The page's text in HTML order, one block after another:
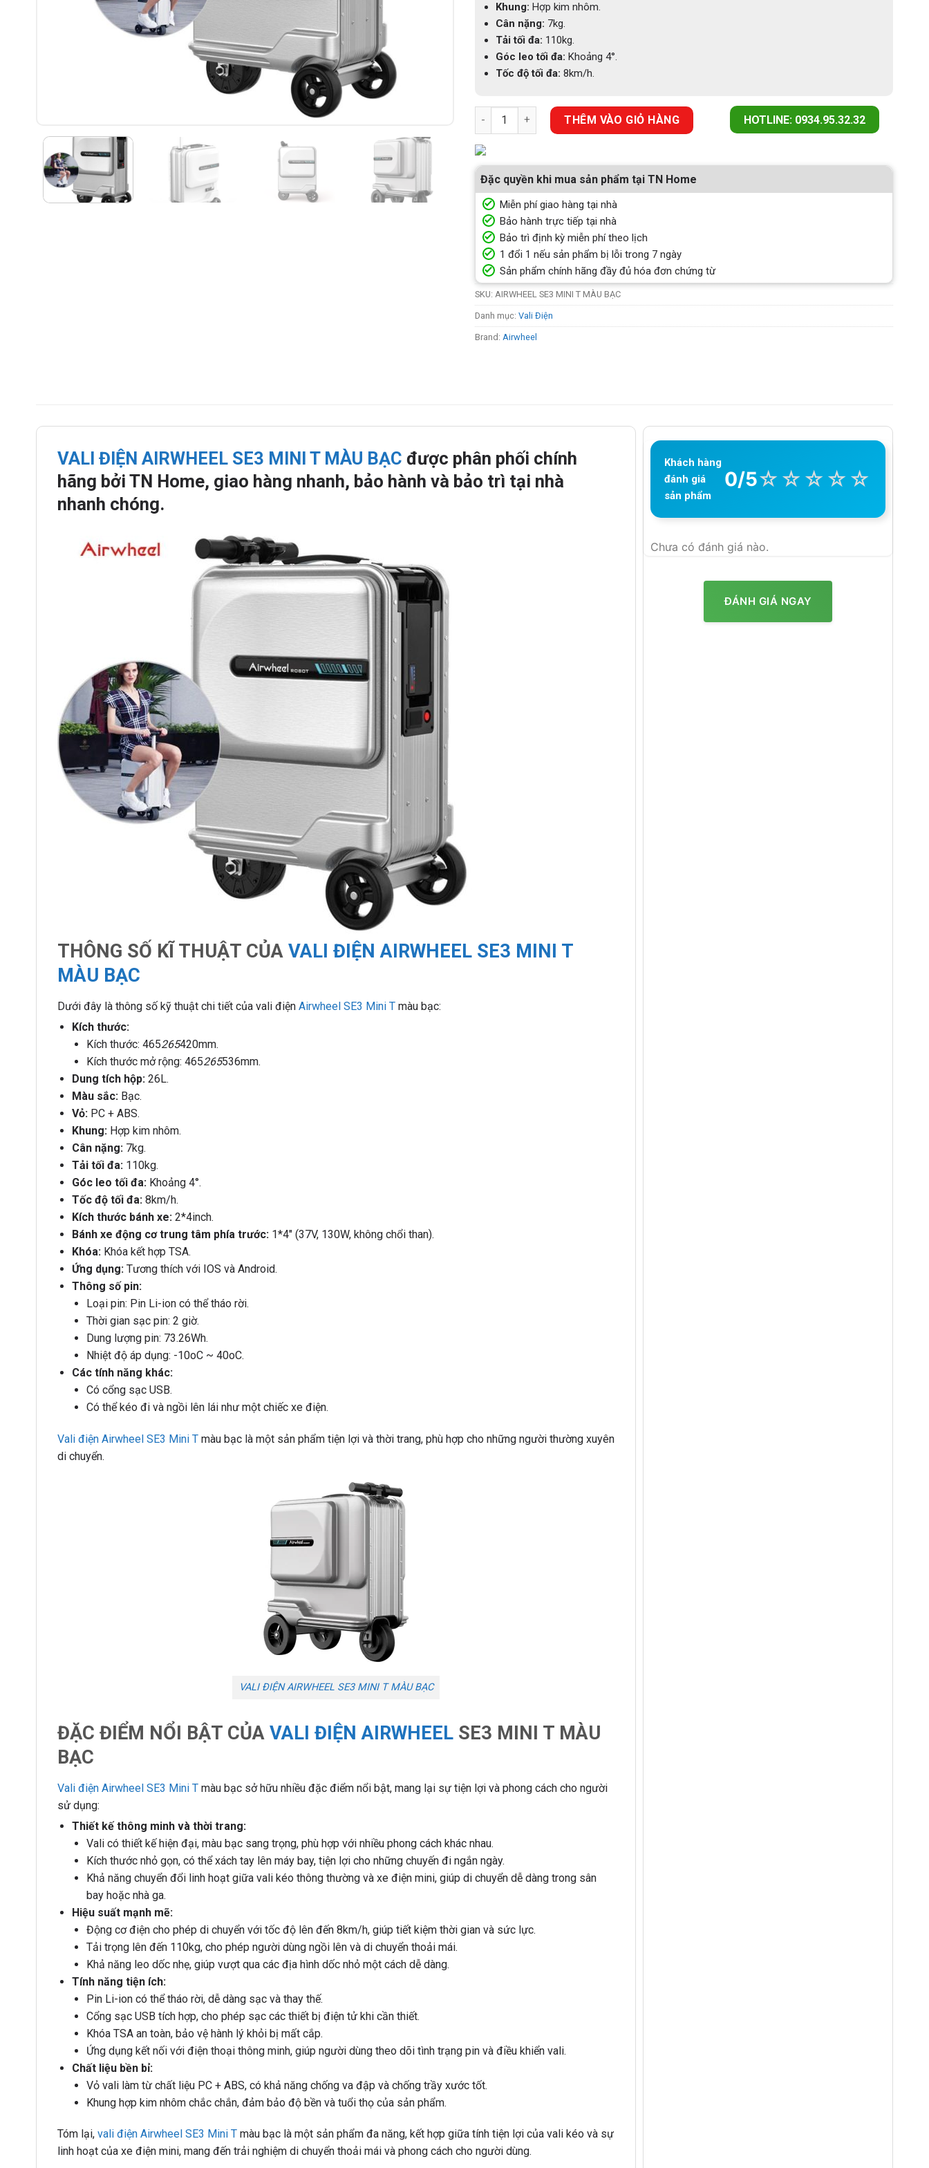
Khung: Hợp kim nhôm.
Cân nặng: 7kg.
Tải tối đa: 110kg.
Góc leo tối đa: Khoảng 4°.
Tốc độ tối đa: 8km/h.
VALI ĐIỆN AIRWHEEL SE3 MINI T MÀU BẠC số lượng
THÊM VÀO GIỎ HÀNG HOTLINE: 0934.95.32.32
Đặc quyền khi mua sản phẩm tại TN Home
Miễn phí giao hàng tại nhà
Bảo hành trực tiếp tại nhà
Bảo trì định kỳ miễn phí theo lịch
1 đổi 1 nếu sản phẩm bị lỗi trong 7 ngày
Sản phẩm chính hãng đầy đủ hóa đơn chứng từ
SKU: AIRWHEEL SE3 MINI T MÀU BẠC
Danh mục: Vali Điện
Brand: Airwheel
VALI ĐIỆN AIRWHEEL SE3 MINI T MÀU BẠC được phân phối chính
hãng bởi TN Home, giao hàng nhanh, bảo hành và bảo trì tại nhà
nhanh chóng.
THÔNG SỐ KĨ THUẬT CỦA VALI ĐIỆN AIRWHEEL SE3 MINI T
MÀU BẠC
Dưới đây là thông số kỹ thuật chi tiết của vali điện Airwheel SE3 Mini T màu bạc:
Kích thước:
Kích thước: 465265420mm.
Kích thước mở rộng: 465265536mm.
Dung tích hộp:26L.
Màu sắc:Bạc.
Vỏ:PC + ABS.
Khung:Hợp kim nhôm.
Cân nặng:7kg.
Tải tối đa:110kg.
Góc leo tối đa:Khoảng 4°.
Tốc độ tối đa:8km/h.
Kích thước bánh xe:2*4inch.
Bánh xe động cơ trung tâm phía trước:1*4″ (37V, 130W, không chổi than).
Khóa:Khóa kết hợp TSA.
Ứng dụng:Tương thích với IOS và Android.
Thông số pin:
Loại pin: Pin Li-ion có thể tháo rời.
Thời gian sạc pin: 2 giờ.
Dung lượng pin: 73.26Wh.
Nhiệt độ áp dụng: -10oC ~ 40oC.
Các tính năng khác:
Có cổng sạc USB.
Có thể kéo đi và ngồi lên lái như một chiếc xe điện.
Vali điện Airwheel SE3 Mini T màu bạc là một sản phẩm tiện lợi và thời trang, phù hợp cho những người thường xuyên
di chuyển.
VALI ĐIỆN AIRWHEEL SE3 MINI T MÀU BẠC
ĐẶC ĐIỂM NỔI BẬT CỦA VALI ĐIỆN AIRWHEEL SE3 MINI T MÀU
BẠC
Vali điện Airwheel SE3 Mini T màu bạc sở hữu nhiều đặc điểm nổi bật, mang lại sự tiện lợi và phong cách cho người
sử dụng:
Thiết kế thông minh và thời trang:
Vali có thiết kế hiện đại, màu bạc sang trọng, phù hợp với nhiều phong cách khác nhau.
Kích thước nhỏ gọn, có thể xách tay lên máy bay, tiện lợi cho những chuyến đi ngắn ngày.
Khả năng chuyển đổi linh hoạt giữa vali kéo thông thường và xe điện mini, giúp di chuyển dễ dàng trong sân
bay hoặc nhà ga.
Hiệu suất mạnh mẽ:
Động cơ điện cho phép di chuyển với tốc độ lên đến 8km/h, giúp tiết kiệm thời gian và sức lực.
Tải trọng lên đến 110kg, cho phép người dùng ngồi lên và di chuyển thoải mái.
Khả năng leo dốc nhẹ, giúp vượt qua các địa hình dốc nhỏ một cách dễ dàng.
Tính năng tiện ích:
Pin Li-ion có thể tháo rời, dễ dàng sạc và thay thế.
Cổng sạc USB tích hợp, cho phép sạc các thiết bị điện tử khi cần thiết.
Khóa TSA an toàn, bảo vệ hành lý khỏi bị mất cắp.
Ứng dụng kết nối với điện thoại thông minh, giúp người dùng theo dõi tình trạng pin và điều khiển vali.
Chất liệu bền bỉ:
Vỏ vali làm từ chất liệu PC + ABS, có khả năng chống va đập và chống trầy xước tốt.
Khung hợp kim nhôm chắc chắn, đảm bảo độ bền và tuổi thọ của sản phẩm.
Tóm lại, vali điện Airwheel SE3 Mini T màu bạc là một sản phẩm đa năng, kết hợp giữa tính tiện lợi của vali kéo và sự
linh hoạt của xe điện mini, mang đến trải nghiệm di chuyển thoải mái và phong cách cho người dùng.
Khách hàng
đánh giá
sản phẩm
0/5☆ ☆ ☆ ☆ ☆
Chưa có đánh giá nào.
ĐÁNH GIÁ NGAY